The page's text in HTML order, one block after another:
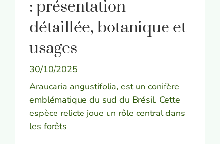
: présentation
détaillée, botanique et
usages
30/10/2025
Araucaria angustifolia, est un conifère
emblématique du sud du Brésil. Cette
espèce relicte joue un rôle central dans
les forêts